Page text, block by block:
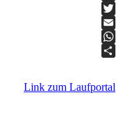
Link zum Laufportal